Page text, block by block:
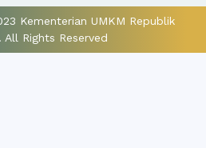
Kementerian UMKM Republik
All Rights Reserved